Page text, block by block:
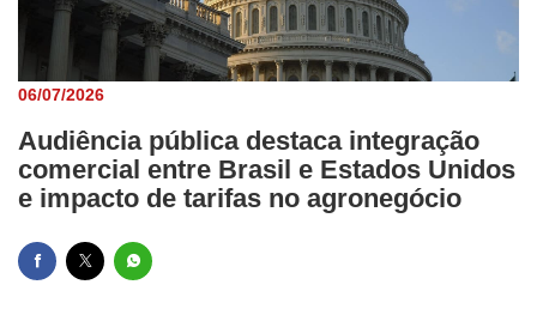
06/07/2026
Audiência pública destaca integração
comercial entre Brasil e Estados Unidos
e impacto de tarifas no agronegócio